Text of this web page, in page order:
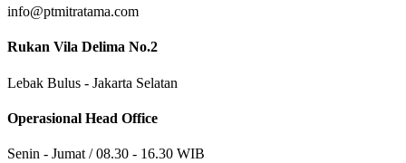
info@ptmitratama.com
Rukan Vila Delima No.2
Lebak Bulus - Jakarta Selatan
Operasional Head Office
Senin - Jumat / 08.30 - 16.30 WIB